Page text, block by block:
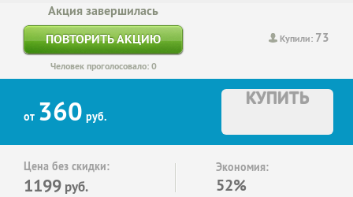
Купили: 73
Акция завершилась
ПОВТОРИТЬ АКЦИЮ
Человек проголосовало: 0
от 360 руб.
КУПИТЬ
Цена без скидки:
1199 руб.
Экономия:
52%